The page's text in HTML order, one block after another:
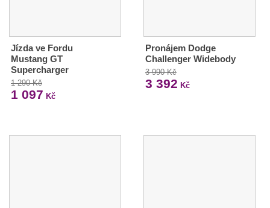
Jízda ve Fordu
Mustang GT
Supercharger
1 290 Kč
1 097 Kč
Pronájem Dodge
Challenger Widebody
3 990 Kč
3 392 Kč